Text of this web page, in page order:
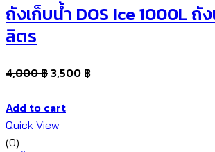
ถังเก็บน้ำ DOS Ice 1000L ถั
ลิตร
4,000฿ 3,500 ฿
Add to cart
Quick View
(0)